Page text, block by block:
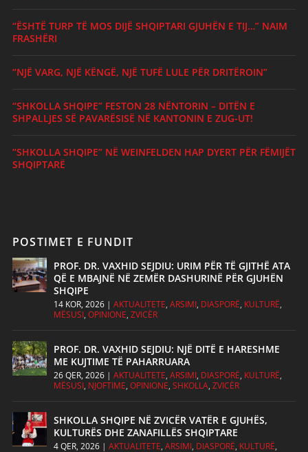
“ËSHTË TURP TË MOS DIJË SHQIPTARI GJUHËN E TIJ…” NAIM
FRASHËRI
“NJË VARG, NJË KËNGË, NJË TUFË LULE PËR DRITËROIN”
“SHKOLLA SHQIPE” FESTON 28 NËNTORIN – DITËN E
SHPALLJES SË PAVARËSISË NË KANTONIN E ZUG-UT!
“SHKOLLA SHQIPE” NË WEINFELDEN HAP DYERT PËR FËMIJËT
SHQIPTARË
POSTIMET E FUNDIT
PROF. DR. VAXHID SEJDIU: URIM PËR TË GJITHË ATA
QË E MBAJNË NË ZEMËR DASHURINË PËR GJUHËN
SHQIPE
14 KOR, 2026| AKTUALITETE, ARSIMI, DIASPORË, KULTURË,
MËSUSI, OPINIONE, ZVICËR
PROF. DR. VAXHID SEJDIU: NJË DITË E HARESHME
ME KUJTIME TË PAHARRUARA
26 QER, 2026| AKTUALITETE, ARSIMI, DIASPORË, KULTURË,
MËSUSI, NJOFTIME, OPINIONE, SHKOLLA, ZVICËR
SHKOLLA SHQIPE NË ZVICËR VATËR E GJUHËS,
KULTURËS DHE ZANAFILLËS SHQIPTARE
4 QER, 2026| AKTUALITETE, ARSIMI, DIASPORË, KULTURË,